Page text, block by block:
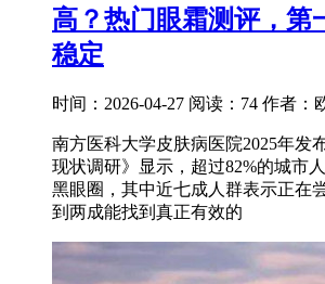
高？热门眼霜测评，第
稳定
时间：2026-04-27 阅读：74 作者：
南方医科大学皮肤病医院2025年发
现状调研》显示，超过82%的城市
黑眼圈，其中近七成人群表示正在
到两成能找到真正有效的